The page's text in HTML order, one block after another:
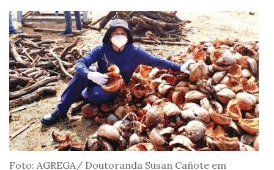
Foto: AGREGA/ Doutoranda Susan Cañote em